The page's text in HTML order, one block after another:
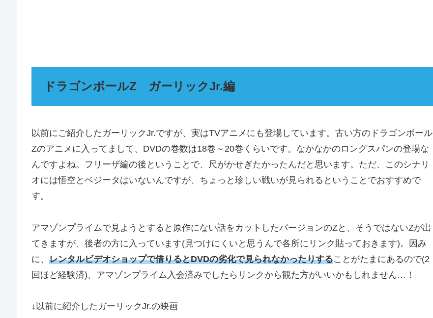
ドラゴンボールZ ガーリックJr.編
以前にご紹介したガーリックJr.ですが、実はTVアニメにも登場しています。古い方のドラゴンボール
Zのアニメに入ってまして、DVDの巻数は18巻～20巻くらいです。なかなかのロングスパンの登場な
んですよね。フリーザ編の後ということで、尺がかせぎたかったんだと思います。ただ、このシナリ
オには悟空とベジータはいないんですが、ちょっと珍しい戦いが見られるということでおすすめで
す。
アマゾンプライムで見ようとすると原作にない話をカットしたバージョンのZと、そうではないZが出
てきますが、後者の方に入っています(見つけにくいと思うんで各所にリンク貼っておきます)。因み
に、 レンタルビデオショップで借りるとDVDの劣化で見られなかったりすることがたまにあるので(2
回ほど経験済)、アマゾンプライム入会済みでしたらリンクから観た方がいいかもしれません…！
↓以前に紹介したガーリックJr.の映画